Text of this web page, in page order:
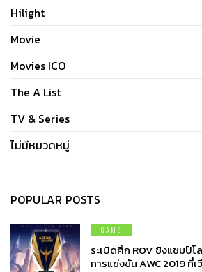
Hilight
Movie
Movies ICO
The A List
TV & Series
ไม่มีหมวดหมู่
POPULAR POSTS
GAME
ระเบิดศึก ROV ชิงแชมป์
การแข่งขัน AWC 2019 ที่